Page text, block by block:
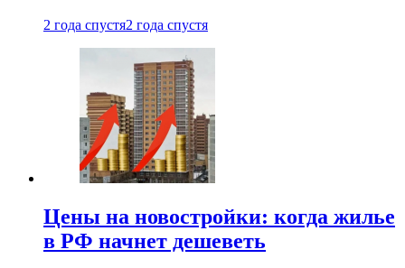
2 года спустя2 года спустя
Цены на новостройки: когда жилье
в РФ начнет дешеветь